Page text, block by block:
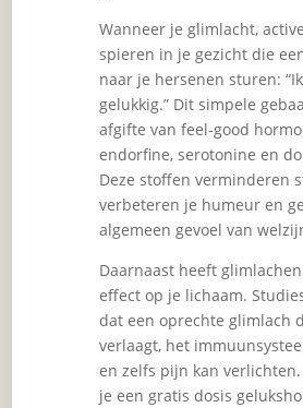
Wanneer je glimlacht,
spieren in je gezicht die
naar je hersenen sturen:
gelukkig.” Dit simpele
afgifte van feel-good
endorfine, serotonine en
Deze stoffen verminderen
verbeteren je humeur en
algemeen gevoel van
Daarnaast heeft
effect op je lichaam.
dat een oprechte glimlach
verlaagt, het
en zelfs pijn kan
je een gratis dosis